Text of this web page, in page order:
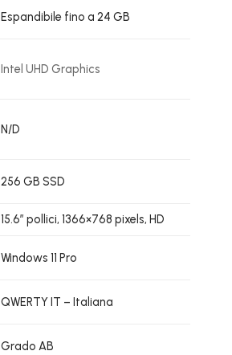
Espandibile fino a 24 GB
Intel UHD Graphics
N/D
256 GB SSD
15.6″ pollici, 1366×768 pixels, HD
Windows 11 Pro
QWERTY IT – Italiana
Grado AB